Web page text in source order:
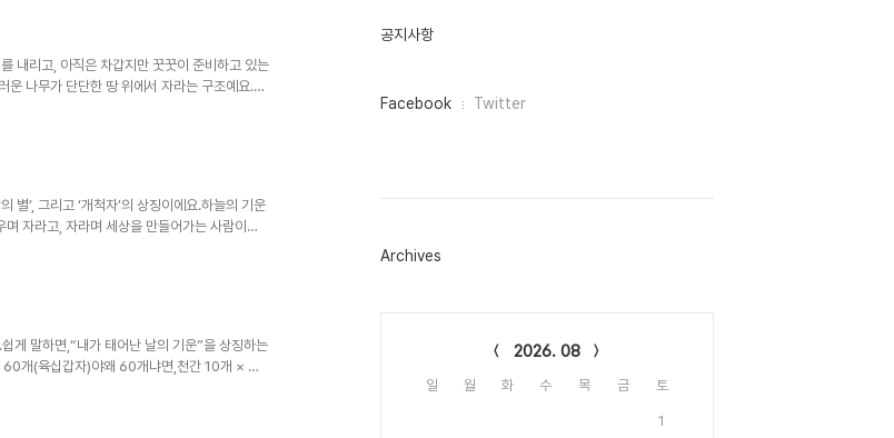
..
내리고, 아직은 차갑지만 꿋꿋이 준비하고 있는
운 나무가 단단한 땅 위에서 자라는 구조예요.이
.모든 일엔 순서가 있고, 기다릴 줄 알죠.남들
별’, 그리고 ‘개척자’의 상징이에요.하늘의 기운
자라고, 자라며 세상을 만들어가는 사람이지
고, 늘 “왜?” “어떻게?”를 달고 살아요.세상이
말하면,“내가 태어난 날의 기운”을 상징하는
60개(육십갑자)야왜 60개냐면,천간 10개 × 지
운’, 즉 기본적인 성향을 나타내)갑(甲)을(乙)
공지사항
페
그
Facebook Twitter
Archives
2026. 08
일 월 화 수 목 금 토
1